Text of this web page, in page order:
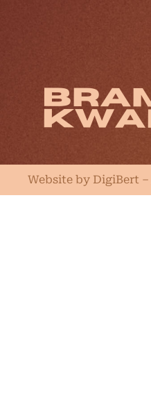
Website by DigiBert –